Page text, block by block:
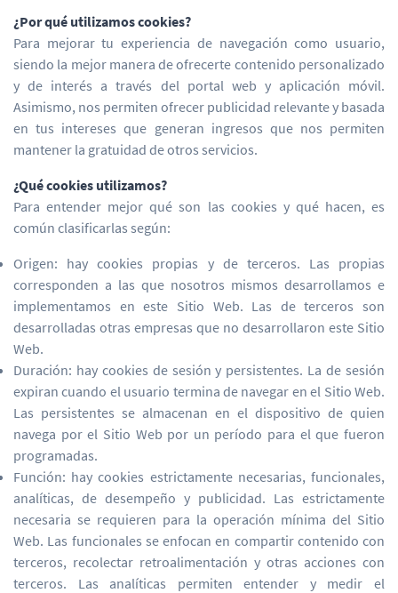
¿Por qué utilizamos cookies?
Para mejorar tu experiencia de navegación como usuario,
siendo la mejor manera de ofrecerte contenido personalizado
y de interés a través del portal web y aplicación móvil.
Asimismo, nos permiten ofrecer publicidad relevante y basada
en tus intereses que generan ingresos que nos permiten
mantener la gratuidad de otros servicios.
¿Qué cookies utilizamos?
Para entender mejor qué son las cookies y qué hacen, es
común clasificarlas según:
Origen: hay cookies propias y de terceros. Las propias
corresponden a las que nosotros mismos desarrollamos e
implementamos en este Sitio Web. Las de terceros son
desarrolladas otras empresas que no desarrollaron este Sitio
Web.
Duración: hay cookies de sesión y persistentes. La de sesión
expiran cuando el usuario termina de navegar en el Sitio Web.
Las persistentes se almacenan en el dispositivo de quien
navega por el Sitio Web por un período para el que fueron
programadas.
Función: hay cookies estrictamente necesarias, funcionales,
analíticas, de desempeño y publicidad. Las estrictamente
necesaria se requieren para la operación mínima del Sitio
Web. Las funcionales se enfocan en compartir contenido con
terceros, recolectar retroalimentación y otras acciones con
terceros. Las analíticas permiten entender y medir el